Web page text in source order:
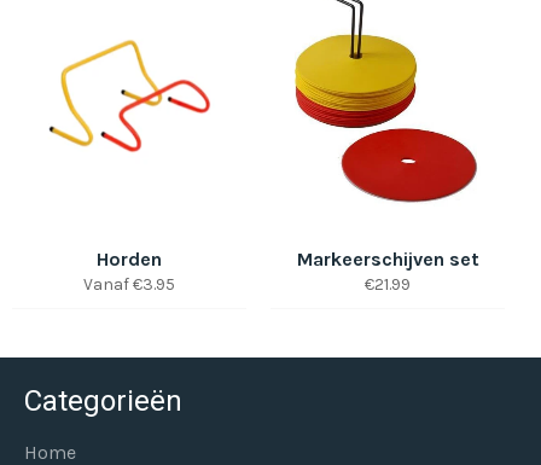
Horden
Vanaf €3.95
Markeerschijven set
Normale
€21.99
Categorieën
Home